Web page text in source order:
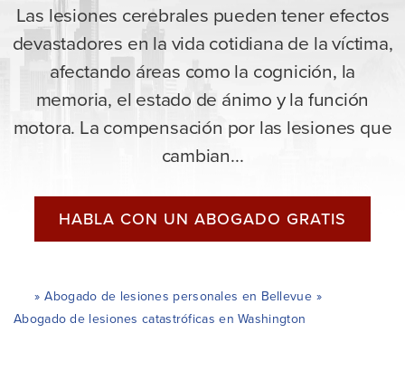
Las lesiones cerebrales pueden tener efectos
devastadores en la vida cotidiana de la víctima,
afectando áreas como la cognición, la
memoria, el estado de ánimo y la función
motora. La compensación por las lesiones que
cambian...
HABLA CON UN ABOGADO GRATIS
og
» Abogado de lesiones personales en Bellevue »
Abogado de lesiones catastróficas en Washington